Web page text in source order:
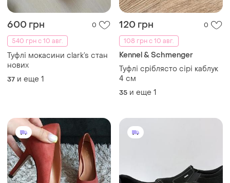
600 грн
0
540 грн с 10 авг.
Туфлі мокасини clark’s стан
нових
37 и еще 1
120 грн
0
108 грн с 10 авг.
Kennel & Schmenger
Туфлі сріблясто сірі каблук
4 см
35 и еще 1